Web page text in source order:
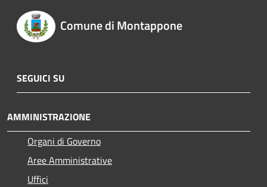
Comune di Montappone
SEGUICI SU
AMMINISTRAZIONE
Organi di Governo
Aree Amministrative
Uffici